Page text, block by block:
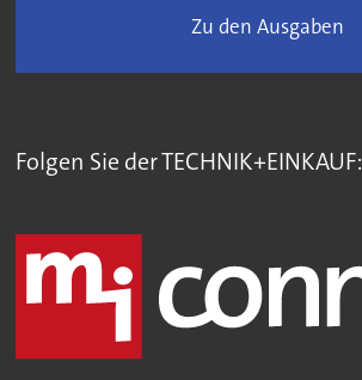
Zu den Ausgaben
Folgen Sie der TECHNIK+EINKAUF: